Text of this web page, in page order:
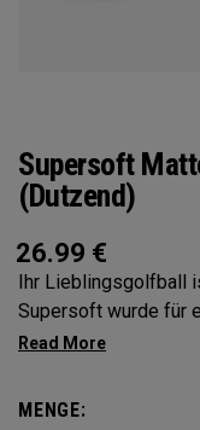
Supersoft
(Dutzend)
26.99 €
Ihr Lieblingsgolfball
Supersoft wurde für
außergewöhnlich
den Kern und die
MENGE: